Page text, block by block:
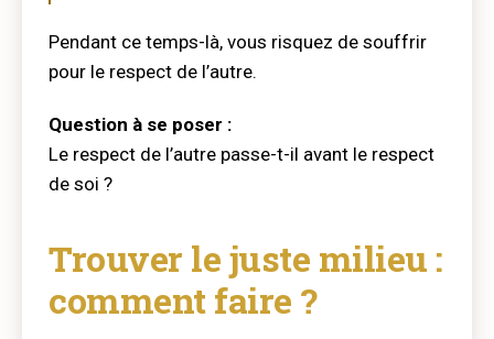
Pendant ce temps-là, vous risquez de souffrir
pour le respect de l’autre.
Question à se poser :
Le respect de l’autre passe-t-il avant le respect
de soi ?
Trouver le juste milieu :
comment faire ?